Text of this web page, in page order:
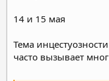
14 и 15 мая
Тема инцестуозности
часто вызывает